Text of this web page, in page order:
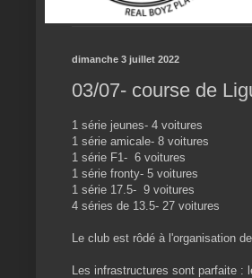
dimanche 3 juillet 2022
03/07- course de
1 série jeunes- 4 voitures
1 série amicale- 8 voitures
1 série F1- 6 voitures
1 série fronty- 5 voitures
1 série 17.5- 9 voitures
4 séries de 13.5- 27 voitures
Le club est rôdé à l'organisation
Les infrastructures sont parfaite :